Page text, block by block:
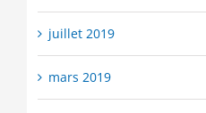
juillet 2019
mars 2019